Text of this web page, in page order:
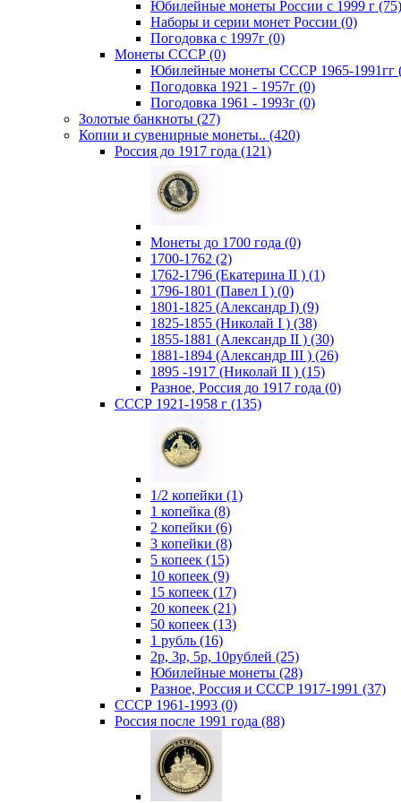
Юбилейные монеты России с 1999 г (75)
Наборы и серии монет России (0)
Погодовка c 1997г (0)
Монеты СССР (0)
Юбилейные монеты СССР 1965-1991гг
Погодовка 1921 - 1957г (0)
Погодовка 1961 - 1993г (0)
Золотые банкноты (27)
Копии и сувенирные монеты.. (420)
Россия до 1917 года (121)
Монеты до 1700 года (0)
1700-1762 (2)
1762-1796 (Екатерина II ) (1)
1796-1801 (Павел I ) (0)
1801-1825 (Александр I) (9)
1825-1855 (Николай I ) (38)
1855-1881 (Александр II ) (30)
1881-1894 (Александр III ) (26)
1895 -1917 (Николай II ) (15)
Разное, Россия до 1917 года (0)
СССР 1921-1958 г (135)
1/2 копейки (1)
1 копейка (8)
2 копейки (6)
3 копейки (8)
5 копеек (15)
10 копеек (9)
15 копеек (17)
20 копеек (21)
50 копеек (13)
1 рубль (16)
2р, 3р, 5р, 10рублей (25)
Юбилейные монеты (28)
Разное, Россия и СССР 1917-1991 (37)
СССР 1961-1993 (0)
Россия после 1991 года (88)